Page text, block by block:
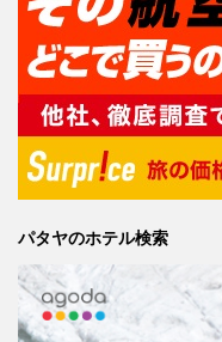
パタヤのホテル検索